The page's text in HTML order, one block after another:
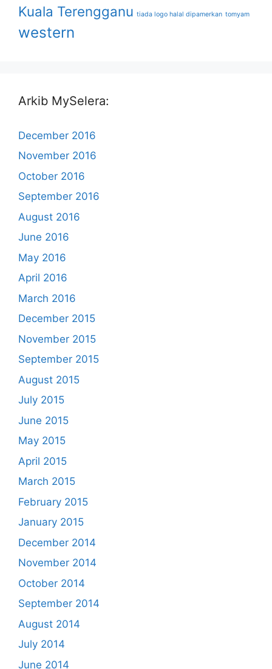
Kuala Terengganu tiada logo halal dipamerkan tomyam
western
Arkib MySelera:
December 2016
November 2016
October 2016
September 2016
August 2016
June 2016
May 2016
April 2016
March 2016
December 2015
November 2015
September 2015
August 2015
July 2015
June 2015
May 2015
April 2015
March 2015
February 2015
January 2015
December 2014
November 2014
October 2014
September 2014
August 2014
July 2014
June 2014